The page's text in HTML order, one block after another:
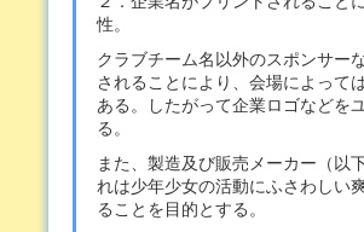
性。
クラブチーム名以外のスポンサー
されることにより、会場によって
ある。したがって企業ロゴなどを
る。
また、製造及び販売メーカー（以
れは少年少女の活動にふさわしい
ることを目的とする。